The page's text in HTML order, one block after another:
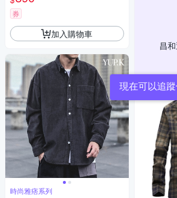
券
加入購物車
時尚雅痞系列
昌
現在可以追